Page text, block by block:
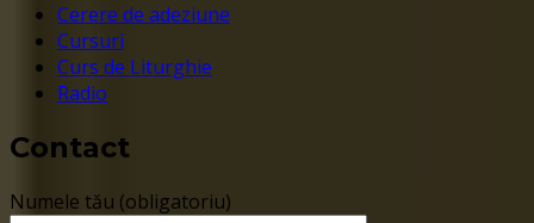
Cerere de adeziune
Cursuri
Curs de Liturghie
Radio
Contact
Numele tău (obligatoriu)